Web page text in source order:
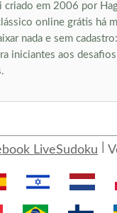
criado em 2006 por
online grátis há
nada e sem
iniciantes aos
LiveSudoku